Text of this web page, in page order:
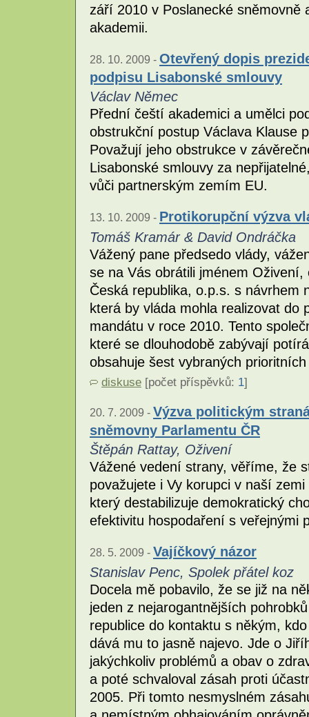
září 2010 v Poslanecké sněmovně
akademii.
28. 10. 2009 - Otevřený dopis
podpisu Lisabonské smlouvy
Václav Němec
Přední čeští akademici a umělci
obstrukční postup Václava Klause
Považují jeho obstrukce v
Lisabonské smlouvy za
vůči partnerským zemím EU.
13. 10. 2009 - Protikorupční výzva
Tomáš Kramár & David Ondráčka
Vážený pane předsedo vlády,
se na Vás obrátili jménem
Česká republika, o.p.s. s návrhem
která by vláda mohla realizovat do
mandátu v roce 2010. Tento
které se dlouhodobě zabývají
obsahuje šest vybraných
diskuse [počet příspěvků: 1]
20. 7. 2009 - Výzva politickým
sněmovny Parlamentu ČR
Štěpán Rattay, Oživení
Vážené vedení strany, věříme, že
považujete i Vy korupci v naší
který destabilizuje demokratický
efektivitu hospodaření s veřejnými
28. 5. 2009 - Vajíčkový názor
Stanislav Penc, Spolek přátel koz
Docela mě pobavilo, že se již na
jeden z nejarogantnějších
republice do kontaktu s někým,
dává mu to jasně najevo. Jde o
jakýchkoliv problémů a obav o
a poté schvaloval zásah proti
2005. Při tomto nesmyslném